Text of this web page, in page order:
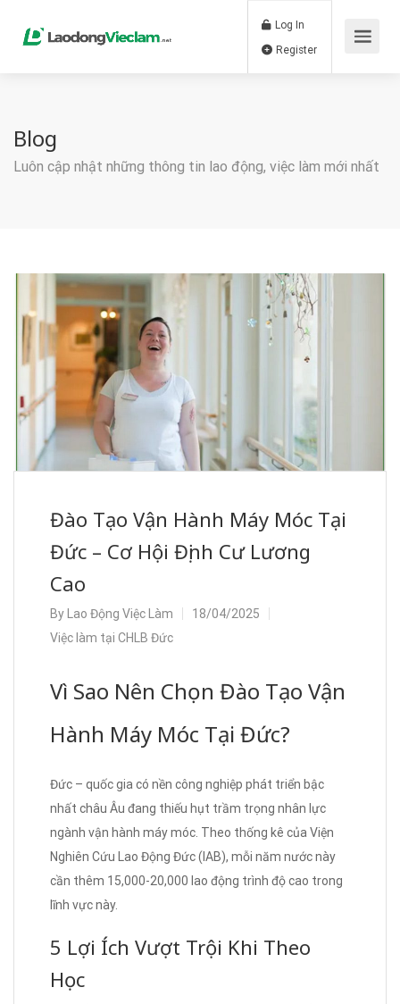
Log In
Blog
Luôn cập nhật những thông tin lao động, việc làm mới nhất
Đào Tạo Vận Hành Máy Móc Tại
Đức – Cơ Hội Định Cư Lương
Cao
By Lao Động Việc Làm
18/04/2025
Việc làm tại CHLB Đức
Vì Sao Nên Chọn Đào Tạo Vận
Hành Máy Móc Tại Đức?
Đức – quốc gia có nền công nghiệp phát triển bậc
nhất châu Âu đang thiếu hụt trầm trọng nhân lực
ngành vận hành máy móc. Theo thống kê của Viện
Nghiên Cứu Lao Động Đức (IAB), mỗi năm nước này
cần thêm 15,000-20,000 lao động trình độ cao trong
lĩnh vực này.
5 Lợi Ích Vượt Trội Khi Theo
Học